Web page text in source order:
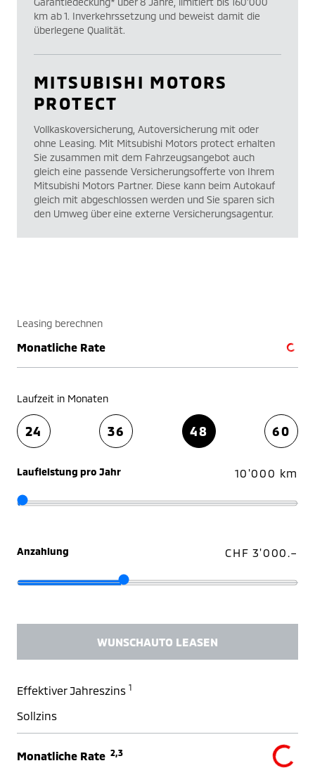
km ab 1. Inverkehrssetzung und beweist damit die
überlegene Qualität.
MITSUBISHI MOTORS
PROTECT
Vollkaskoversicherung, Autoversicherung mit oder
ohne Leasing. Mit Mitsubishi Motors protect erhalten
Sie zusammen mit dem Fahrzeugsangebot auch
gleich eine passende Versicherungsofferte von Ihrem
Mitsubishi Motors Partner. Diese kann beim Autokauf
gleich mit abgeschlossen werden und Sie sparen sich
den Umweg über eine externe Versicherungsagentur.
Leasing berechnen
Monatliche Rate
Laufzeit in Monaten
24 36 48 60
Laufleistung pro Jahr 10'000 km
Anzahlung CHF 3'000.–
WUNSCHAUTO LEASEN
Effektiver Jahreszins 1
Sollzins
Monatliche Rate 2,3